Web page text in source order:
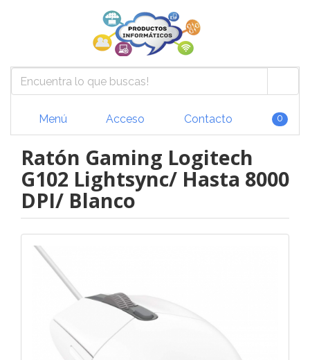
Menú Acceso Contacto 0
Ratón Gaming Logitech
G102 Lightsync/ Hasta 8000
DPI/ Blanco